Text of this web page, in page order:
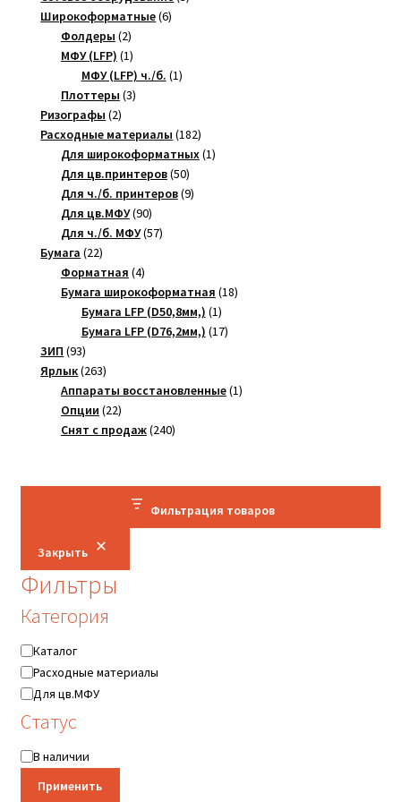
Широкоформатные 66
Фолдеры 22
товара
МФУ (LFP) 11
товар
МФУ (LFP) ч./б. 11
Плоттеры 33
Ризографы 22
товара
Расходные материалы 182182
товара
Для широкоформатных 11
Для цв.принтеров 5050
товаров
Для ч./б. принтеров 99
Для цв.МФУ 9090
товаров
Для ч./б. МФУ 5757
Бумага 2222
товара
Форматная 44
товара
Бумага широкоформатная 1818
Бумага LFP (D50,8мм,) 11
товар
Бумага LFP (D76,2мм,) 1717
ЗИП 9393
товара
Ярлык 263263
товара
Аппараты восстановленные 11
Опции 2222
товара
Снят с продаж 240240
Фильтрация товаров
Закрыть
Фильтры
Категория
Категория
Каталог
Расходные материалы
Для цв.МФУ
Статус
Статус
В наличии
Применить